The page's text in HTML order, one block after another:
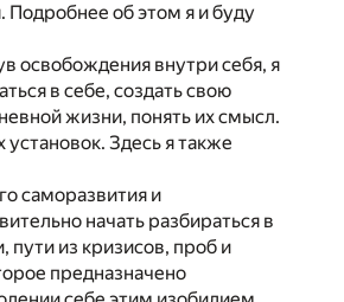
об этом я и буду
освобождения внутри себя, я
в себе, создать свою
жизни, понять их смысл.
установок. Здесь я также
саморазвития и
начать разбираться в
пути из кризисов, проб и
предназначено